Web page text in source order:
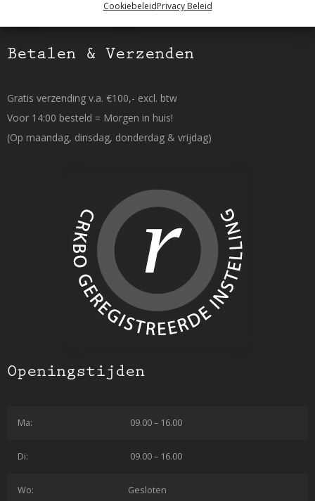
CookiebeleidPrivacy Beleid
Betalen & Verzenden
Gratis verzending v.a. €100,- excl. btw
Voor 14:00 besteld = Morgen in huis!
(Op maandag, dinsdag, donderdag & vrijdag)
Openingstijden
Ma: 09.00 – 16.00
Di: 09.00 – 16.00
Wo: Gesloten